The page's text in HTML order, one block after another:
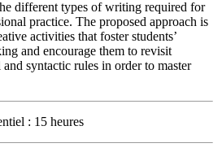
different types of writing required for
practice. The proposed approach is
activities that foster students’
and encourage them to revisit
and syntactic rules in order to master
: 15 heures